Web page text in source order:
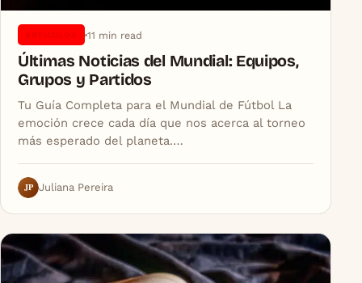
11 min read
Últimas Noticias del Mundial: Equipos,
Grupos y Partidos
Tu Guía Completa para el Mundial de Fútbol La
emoción crece cada día que nos acerca al torneo
más esperado del planeta.…
JP Juliana Pereira